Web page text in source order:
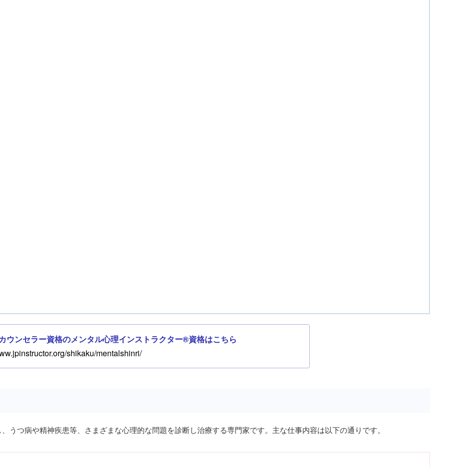
ウンセラー資格のメンタル心理インストラクター®資格はこちら
shikaku/mentalshinri/
うつ病や精神疾患等、さまざまな心理的な問題を診断し治療する専門家です。主な仕事内容は以下の通りです。